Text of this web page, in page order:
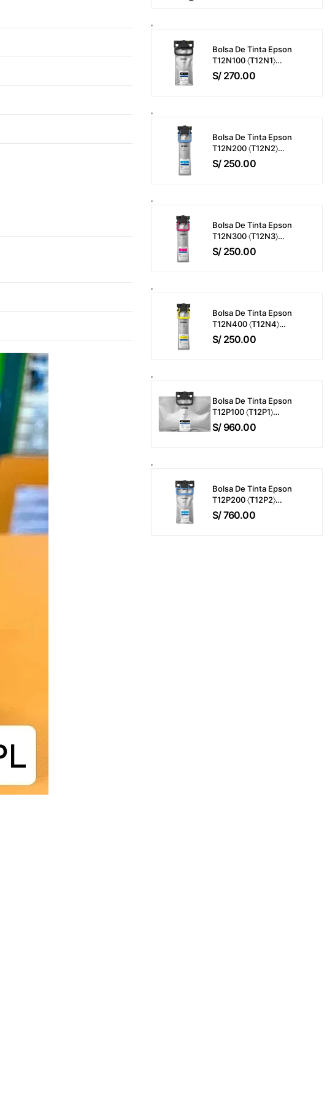
Bolsa De Tinta Epson
T12N100 〈T12N1〉
WorkForce Pro EM-
C800 / EP-C800 Color
S/270.00
Bolsa De Tinta Epson
T12N200 〈T12N2〉
WorkForce Pro EM-
C800 / EP-C800 Color
S/250.00
Bolsa De Tinta Epson
T12N300 〈T12N3〉
WorkForce Pro EM-
C800 / EP-C800 Color
S/250.00
Bolsa De Tinta Epson
T12N400 〈T12N4〉
WorkForce Pro EM-
C800 / EP-C800 Color
S/250.00
Bolsa De Tinta Epson
T12P100 〈T12P1〉
WorkForce Pro EM-
C800 / EP-C800 Color
S/960.00
Bolsa De Tinta Epson
T12P200 〈T12P2〉
WorkForce Pro EM-
C800 / EP-C800 Color
S/760.00